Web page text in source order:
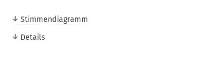
Stimmendiagramm
Details